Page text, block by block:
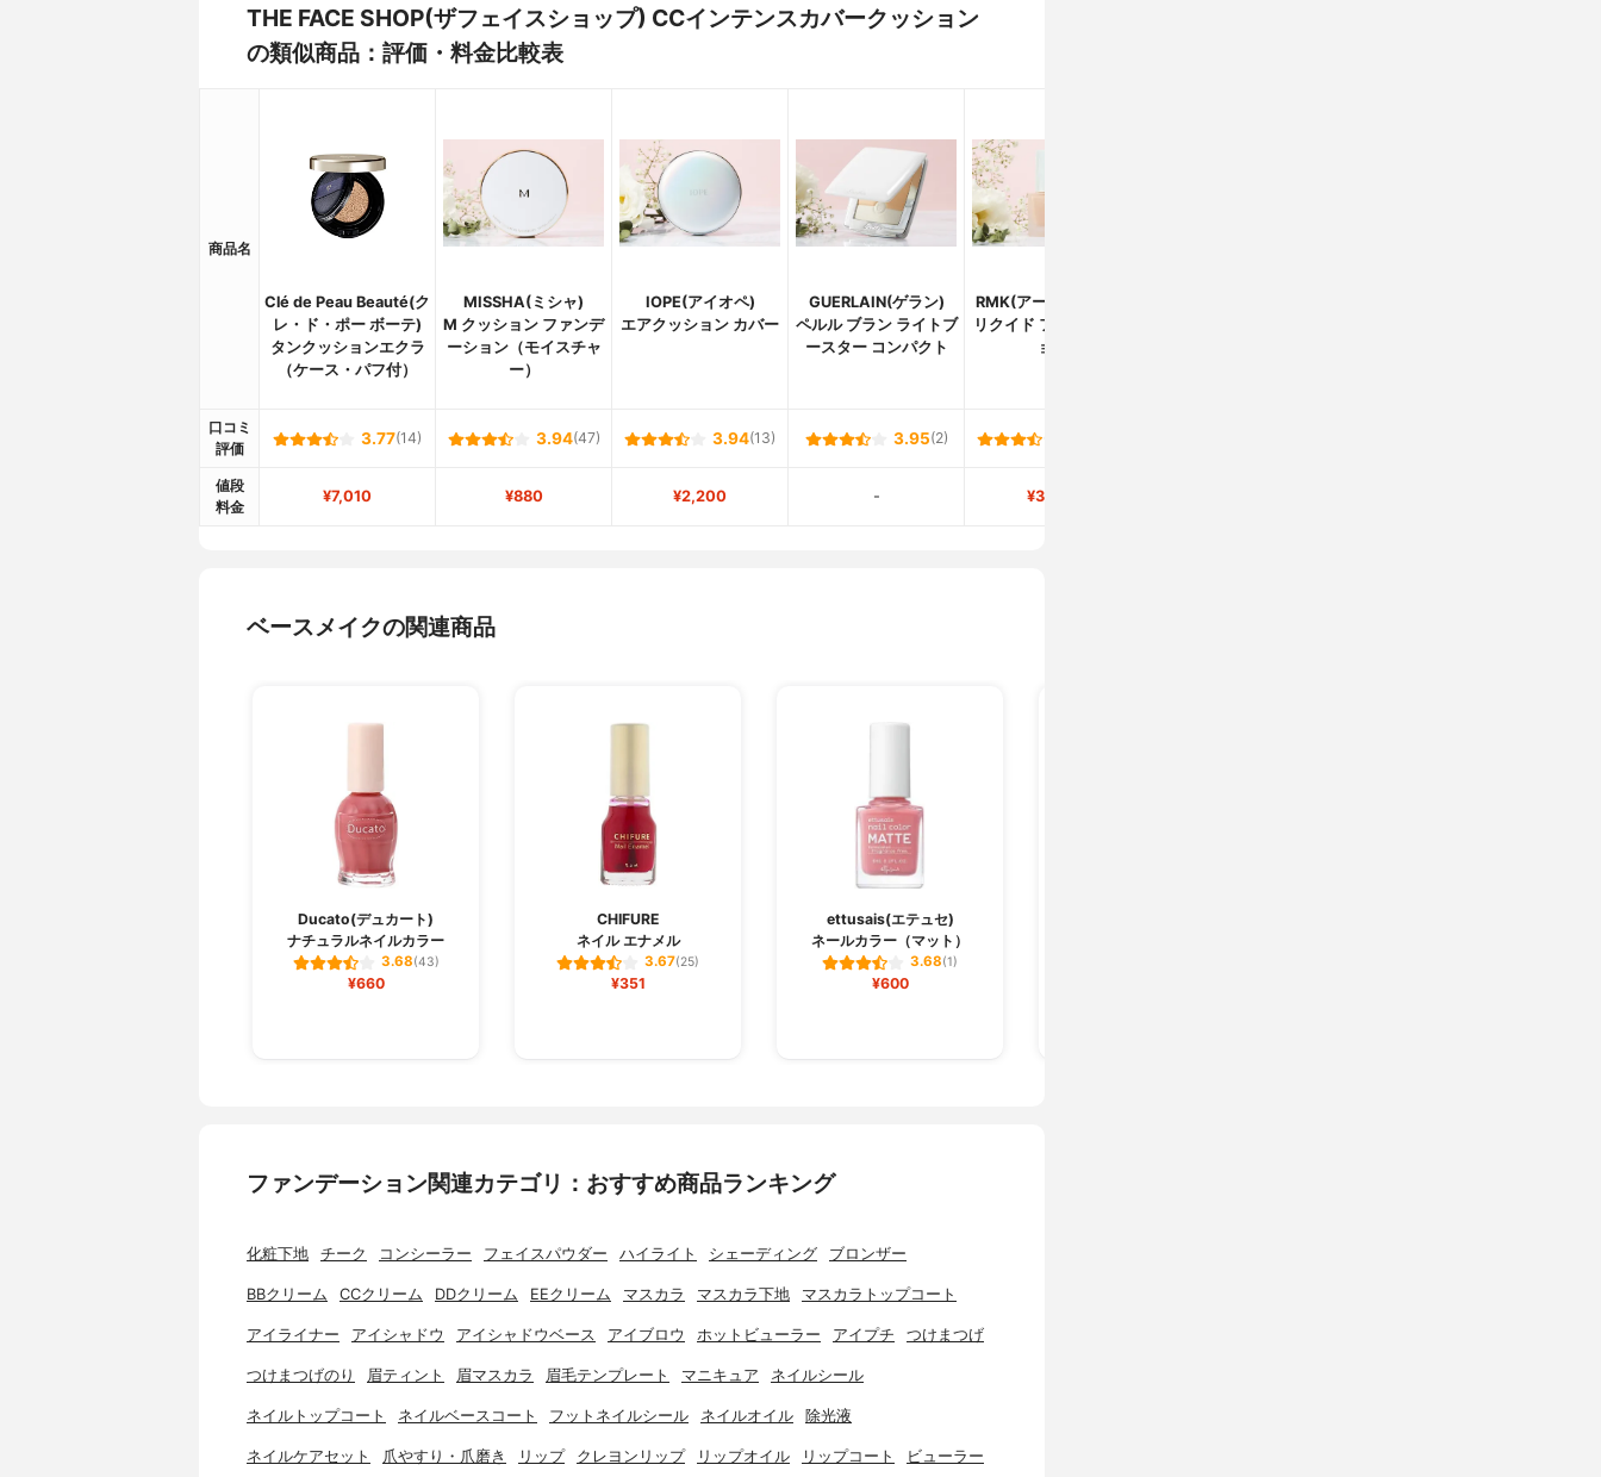
THE FACE SHOP(ザフェイスショップ) CCインテンスカバークッション
の類似商品：評価・料金比較表
商品名
Clé de Peau Beauté(ク
レ・ド・ポー ボーテ)
タンクッションエクラ
（ケース・パフ付）
MISSHA(ミシャ)
M クッション ファンデ
ーション（モイスチャ
ー）
IOPE(アイオペ)
エアクッション カバー
GUERLAIN(ゲラン)
ペルル ブラン ライトブ
ースター コンパクト
RMK(アールエムケー)
リクイド ファンデーシ
ョン
口コミ
評価
3.77(14) 3.94(47) 3.94(13) 3.95(2)
値段
料金
¥7,010 ¥880 ¥2,200 - ¥3,289
ベースメイクの関連商品
Ducato(デュカート)
ナチュラルネイルカラー
3.68(43)
¥660
CHIFURE
ネイル エナメル
3.67(25)
¥351
ettusais(エテュセ)
ネールカラー（マット）
3.68(1)
¥600
ファンデーション関連カテゴリ：おすすめ商品ランキング
化粧下地 チーク コンシーラー フェイスパウダー ハイライト シェーディング ブロンザー
BBクリーム CCクリーム DDクリーム EEクリーム マスカラ マスカラ下地 マスカラトップコート
アイライナー アイシャドウ アイシャドウベース アイブロウ ホットビューラー アイプチ つけまつげ
つけまつげのり 眉ティント 眉マスカラ 眉毛テンプレート マニキュア ネイルシール
ネイルトップコート ネイルベースコート フットネイルシール ネイルオイル 除光液
ネイルケアセット 爪やすり・爪磨き リップ クレヨンリップ リップオイル リップコート ビューラー